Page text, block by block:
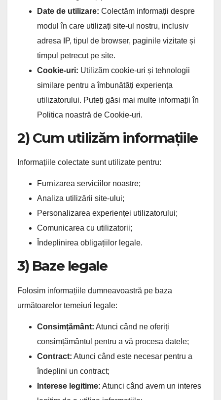
Date de utilizare: Colectăm informații despre
modul în care utilizați site-ul nostru, inclusiv
adresa IP, tipul de browser, paginile vizitate și
timpul petrecut pe site.
Cookie-uri: Utilizăm cookie-uri și tehnologii
similare pentru a îmbunătăți experiența
utilizatorului. Puteți găsi mai multe informații în
Politica noastră de Cookie-uri.
2) Cum utilizăm informațiile
Informațiile colectate sunt utilizate pentru:
Furnizarea serviciilor noastre;
Analiza utilizării site-ului;
Personalizarea experienței utilizatorului;
Comunicarea cu utilizatorii;
Îndeplinirea obligațiilor legale.
3) Baze legale
Folosim informațiile dumneavoastră pe baza
următoarelor temeiuri legale:
Consimțământ: Atunci când ne oferiți
consimțământul pentru a vă procesa datele;
Contract: Atunci când este necesar pentru a
îndeplini un contract;
Interese legitime: Atunci când avem un interes